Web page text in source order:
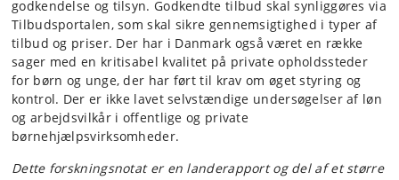
godkendelse og tilsyn. Godkendte tilbud skal synliggøres via
Tilbudsportalen, som skal sikre gennemsigtighed i typer af
tilbud og priser. Der har i Danmark også været en række
sager med en kritisabel kvalitet på private opholdssteder
for børn og unge, der har ført til krav om øget styring og
kontrol. Der er ikke lavet selvstændige undersøgelser af løn
og arbejdsvilkår i offentlige og private
børnehjælpsvirksomheder.
Dette forskningsnotat er en landerapport og del af et større